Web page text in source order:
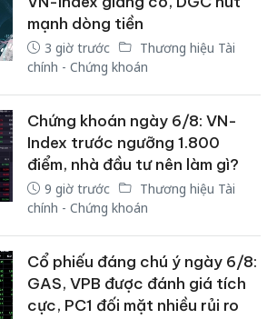
mạnh dòng tiền
3 giờ trước
Thương hiệu Tài
chính - Chứng khoán
Chứng khoán ngày 6/8: VN-
Index trước ngưỡng 1.800
điểm, nhà đầu tư nên làm gì?
9 giờ trước
Thương hiệu Tài
chính - Chứng khoán
Cổ phiếu đáng chú ý ngày 6/8:
GAS, VPB được đánh giá tích
cực, PC1 đối mặt nhiều rủi ro